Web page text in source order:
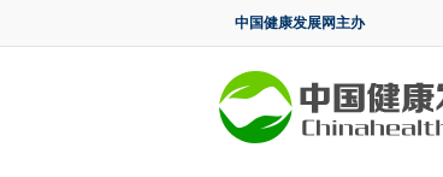
中国健康发展网主办